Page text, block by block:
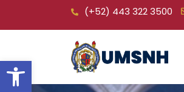
Open toolbar
(+52) 443 322 3500